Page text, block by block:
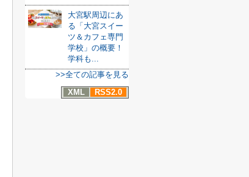
大宮駅周辺にあ
る「大宮スイー
ツ＆カフェ専門
学校」の概要！
学科も...
>>全ての記事を見る
XML
RSS2.0